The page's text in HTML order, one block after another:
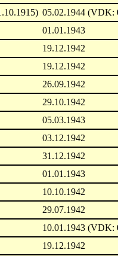
05.02.1944 (VDK:
01.01.1943
19.12.1942
19.12.1942
26.09.1942
29.10.1942
05.03.1943
03.12.1942
31.12.1942
01.01.1943
10.10.1942
29.07.1942
10.01.1943 (VDK:
19.12.1942